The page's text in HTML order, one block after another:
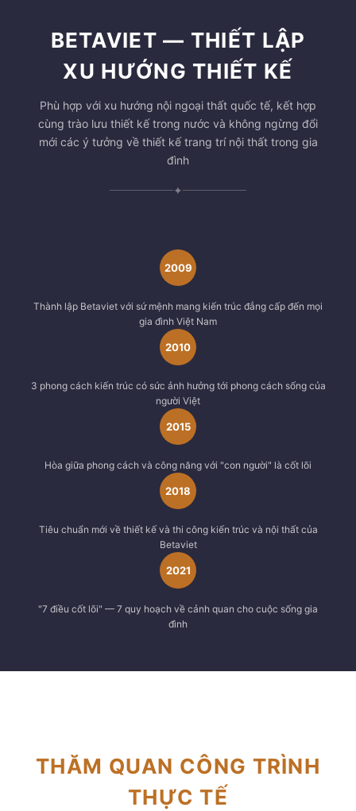
BETAVIET — THIẾT LẬP
XU HƯỚNG THIẾT KẾ
Phù hợp với xu hướng nội ngoại thất quốc tế, kết hợp
cùng trào lưu thiết kế trong nước và không ngừng đổi
mới các ý tưởng về thiết kế trang trí nội thất trong gia
đình
✦
2009
Thành lập Betaviet với sứ mệnh mang kiến trúc đẳng cấp đến mọi
gia đình Việt Nam
2010
3 phong cách kiến trúc có sức ảnh hưởng tới phong cách sống của
người Việt
2015
Hòa giữa phong cách và công năng với "con người" là cốt lõi
2018
Tiêu chuẩn mới về thiết kế và thi công kiến trúc và nội thất của
Betaviet
2021
"7 điều cốt lõi" — 7 quy hoạch về cảnh quan cho cuộc sống gia
đình
THĂM QUAN CÔNG TRÌNH
THỰC TẾ